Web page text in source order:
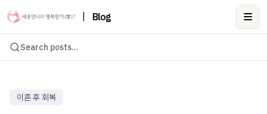
Blog
Search posts...
이혼 후 회복